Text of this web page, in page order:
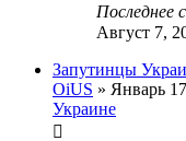
Последнее
Август 7,
Запутинцы
OiUS » Январь
Украине